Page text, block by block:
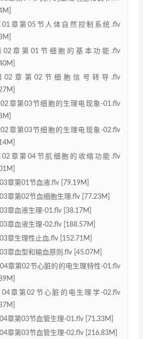
01章第05节人体自然控制系统.flv
02章第01节细胞的基本功能.flv
02章第02节细胞信号转导.flv
章第03节细胞的生理电现象-01.flv
章第03节细胞的生理电现象-02.flv
02章第04节肌细胞的收缩功能.flv
章第01节血液.flv [79.19M]
章第02节血细胞生理.flv [77.23M]
章血液生理-01.flv [38.17M]
章血液生理-02.flv [188.57M]
章生理性止血.flv [152.71M]
章血型和输血原则.flv [45.07M]
章第02节心脏的的电生理特性-01.flv
04章第02节心脏的电生理学-02.flv
章第03节血管生理-01.flv [71.33M]
章第03节血管生理-02.flv [216.83M]